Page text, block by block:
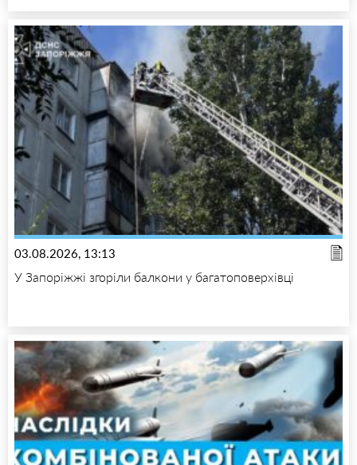
03.08.2026, 13:13
У Запоріжжі згоріли балкони у багатоповерхівці